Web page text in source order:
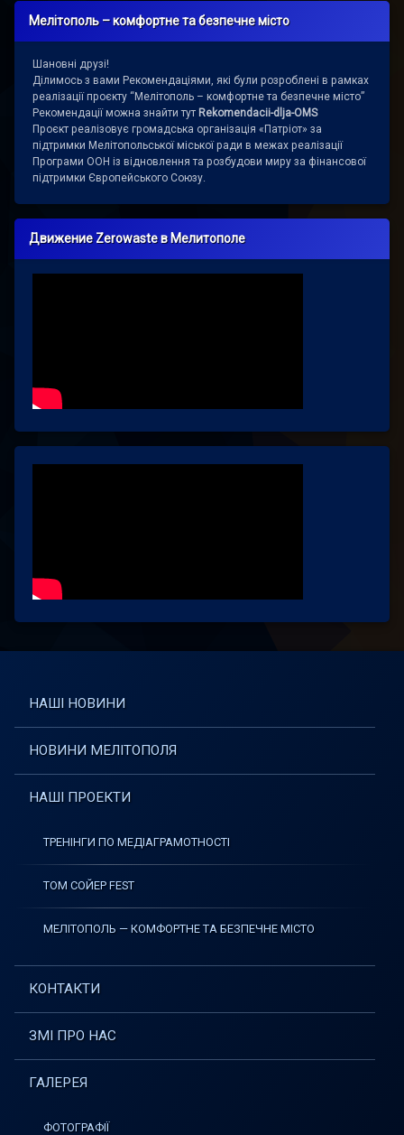
Мелітополь – комфортне та безпечне місто
Шановні друзі!
Ділимось з вами Рекомендаціями, які були розроблені в рамках
реалізації проєкту “Мелітополь – комфортне та безпечне місто”
Рекомендації можна знайти тут Rekomendacii-dlja-OMS
Проєкт реалізовує громадська організація «Патріот» за
підтримки Мелітопольської міської ради в межах реалізації
Програми ООН із відновлення та розбудови миру за фінансової
підтримки Європейського Союзу.
Движение Zerowaste в Мелитополе
НАШІ НОВИНИ
НОВИНИ МЕЛІТОПОЛЯ
НАШІ ПРОЕКТИ
ТРЕНІНГИ ПО МЕДІАГРАМОТНОСТІ
ТОМ СОЙЕР FEST
МЕЛІТОПОЛЬ — КОМФОРТНЕ ТА БЕЗПЕЧНЕ МІСТО
КОНТАКТИ
ЗМІ ПРО НАС
ГАЛЕРЕЯ
ФОТОГРАФІЇ